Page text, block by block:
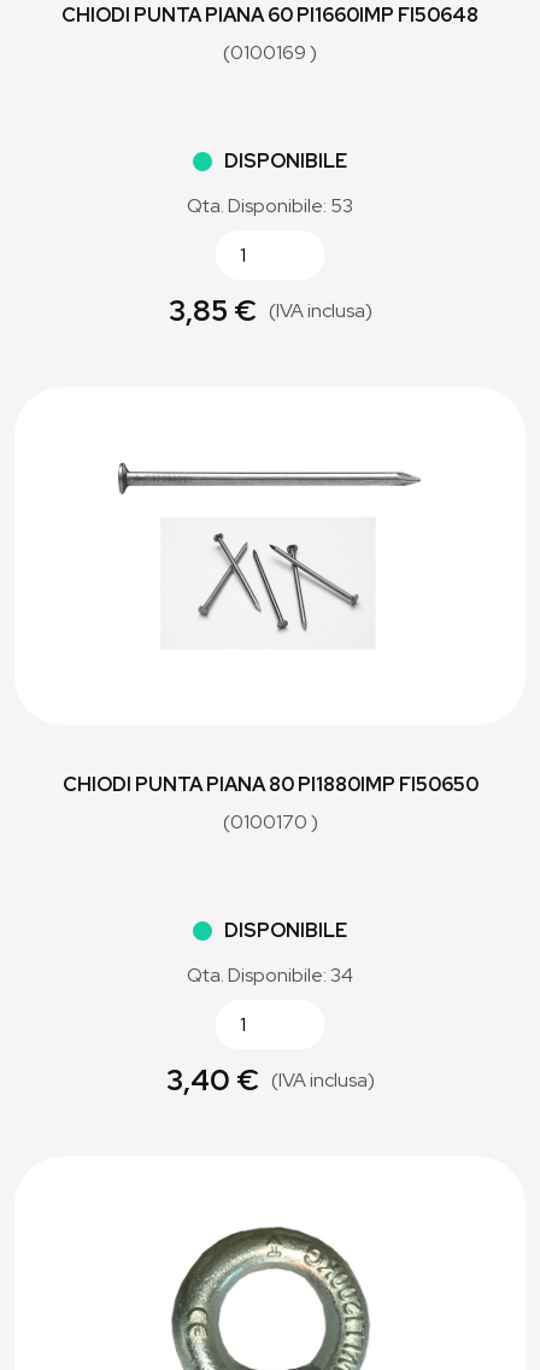
CHIODI PUNTA PIANA 60 PI1660IMP FI50648
(0100169 )
DISPONIBILE
Qta. Disponibile: 53
3,85 € (IVA inclusa)
CHIODI PUNTA PIANA 80 PI1880IMP FI50650
(0100170 )
DISPONIBILE
Qta. Disponibile: 34
3,40 € (IVA inclusa)